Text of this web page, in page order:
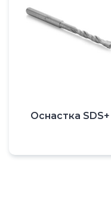
Оснастка SDS+